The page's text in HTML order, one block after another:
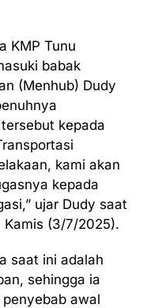
KMP Tunu
babak
(Menhub) Dudy
kepada
kami akan
kepada
ujar Dudy saat
Kamis (3/7/2025).
saat ini adalah
sehingga ia
awal